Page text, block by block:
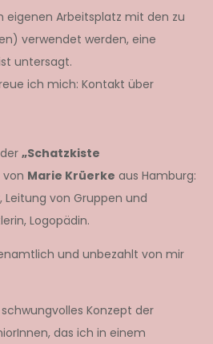
Arbeitsplatz mit den zu
verwendet werden, eine
untersagt.
ich mich: Kontakt über
„Schatzkiste
von Marie Krüerke aus Hamburg:
von Gruppen und
Logopädin.
und unbezahlt von mir
Konzept der
das ich in einem